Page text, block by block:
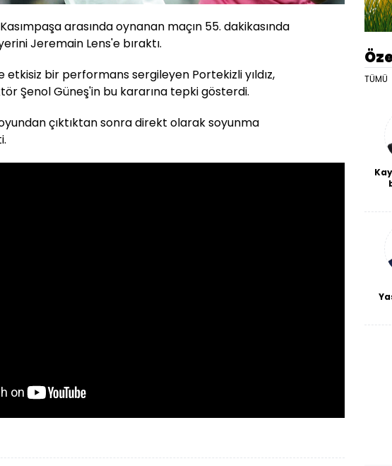
arasında oynanan maçın 55. dakikasında
Jeremain Lens'e bıraktı.
etkisiz bir performans sergileyen Portekizli yıldız,
Şenol Güneş'in bu kararına tepki gösterdi.
çıktıktan sonra direkt olarak soyunma
TÜMÜ